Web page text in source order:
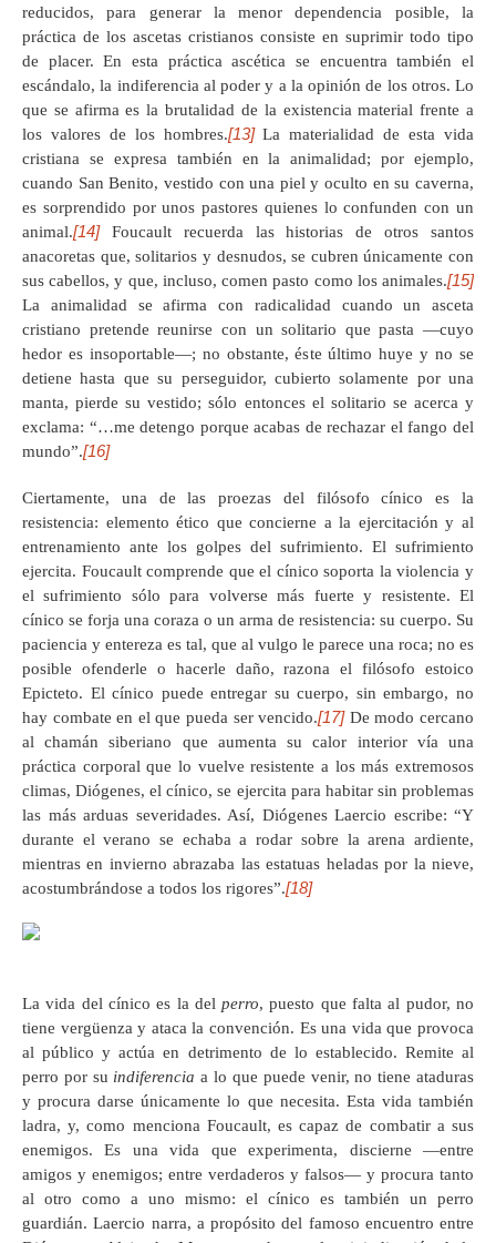
reducidos, para generar la menor dependencia posible, la
práctica de los ascetas cristianos consiste en suprimir todo tipo
de placer. En esta práctica ascética se encuentra también el
escándalo, la indiferencia al poder y a la opinión de los otros. Lo
que se afirma es la brutalidad de la existencia material frente a
los valores de los hombres.[13]La materialidad de esta vida
cristiana se expresa también en la animalidad; por ejemplo,
cuando San Benito, vestido con una piel y oculto en su caverna,
es sorprendido por unos pastores quienes lo confunden con un
animal.[14]Foucault recuerda las historias de otros santos
anacoretas que, solitarios y desnudos, se cubren únicamente con
sus cabellos, y que, incluso, comen pasto como los animales.[15]
La animalidad se afirma con radicalidad cuando un asceta
cristiano pretende reunirse con un solitario que pasta —cuyo
hedor es insoportable—; no obstante, éste último huye y no se
detiene hasta que su perseguidor, cubierto solamente por una
manta, pierde su vestido; sólo entonces el solitario se acerca y
exclama: “…me detengo porque acabas de rechazar el fango del
mundo”.[16]
Ciertamente, una de las proezas del filósofo cínico es la
resistencia: elemento ético que concierne a la ejercitación y al
entrenamiento ante los golpes del sufrimiento. El sufrimiento
ejercita. Foucault comprende que el cínico soporta la violencia y
el sufrimiento sólo para volverse más fuerte y resistente. El
cínico se forja una coraza o un arma de resistencia: su cuerpo. Su
paciencia y entereza es tal, que al vulgo le parece una roca; no es
posible ofenderle o hacerle daño, razona el filósofo estoico
Epicteto. El cínico puede entregar su cuerpo, sin embargo, no
hay combate en el que pueda ser vencido.[17]De modo cercano
al chamán siberiano que aumenta su calor interior vía una
práctica corporal que lo vuelve resistente a los más extremosos
climas, Diógenes, el cínico, se ejercita para habitar sin problemas
las más arduas severidades. Así, Diógenes Laercio escribe: “Y
durante el verano se echaba a rodar sobre la arena ardiente,
mientras en invierno abrazaba las estatuas heladas por la nieve,
acostumbrándose a todos los rigores”.[18]
La vida del cínico es la delperro, puesto que falta al pudor, no
tiene vergüenza y ataca la convención. Es una vida que provoca
al público y actúa en detrimento de lo establecido. Remite al
perro por su indiferencia a lo que puede venir, no tiene ataduras
y procura darse únicamente lo que necesita. Esta vida también
ladra, y, como menciona Foucault, es capaz de combatir a sus
enemigos. Es una vida que experimenta, discierne —entre
amigos y enemigos; entre verdaderos y falsos— y procura tanto
al otro como a uno mismo: el cínico es también un perro
guardián. Laercio narra, a propósito del famoso encuentro entre